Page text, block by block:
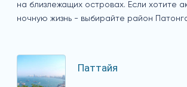
на близлежащих островах. Если хотите
ночную жизнь - выбирайте район
Паттайя